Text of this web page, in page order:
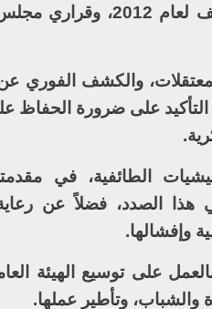
“الرياض 2″، وما بني عليه تنظيمياً وسياسياً،
والكشف الفوري
مع التأكيد على ضرورة
الطائفية، في
هذا الصدد، فضلاً عن
وإفشالها.
على توسيع الهيئة
وتأطير عملها.